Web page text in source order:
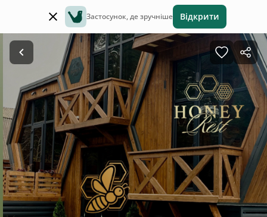
Застосунок, де зручніше Відкрити